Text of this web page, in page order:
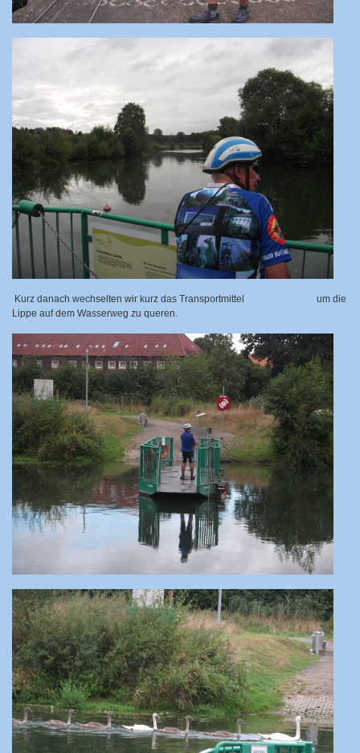
Kurz danach wechselten wir kurz das Transportmittel um die
Lippe auf dem Wasserweg zu queren.